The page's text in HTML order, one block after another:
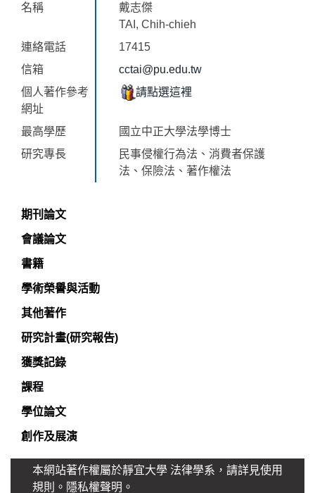
名稱
戴志傑
TAI, Chih-chieh
連絡電話
17415
信箱
cctai@pu.edu.tw
個人著作參考
網址
請點選這裡
最高學歷
國立中正大學法學博士
研究專長
民事侵權行為法、消費者保護
法、保險法、著作權法
期刊論文
會議論文
書籍
學術榮譽與活動
其他著作
研究計畫(研究報告)
獲獎記錄
課程
學位論文
創作及展演
本網站著作權屬於靜宜大學 法律學系，請詳見使用
規則。 隱私權聲明 。